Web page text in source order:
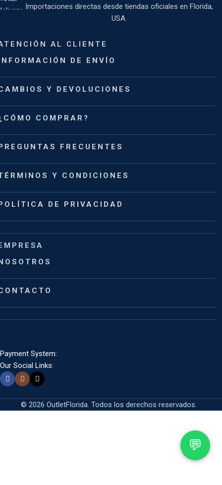
Importaciones directas desde tiendas oficiales en Florida,
USA.
AL CLIENTE
DE ENVÍO
Y DEVOLUCIONES
COMPRAR?
FRECUENTES
Y CONDICIONES
DE PRIVACIDAD
Payment System:
Our Social Links:
© 2026 OutletFlorida. Todos los derechos reservados.
💬